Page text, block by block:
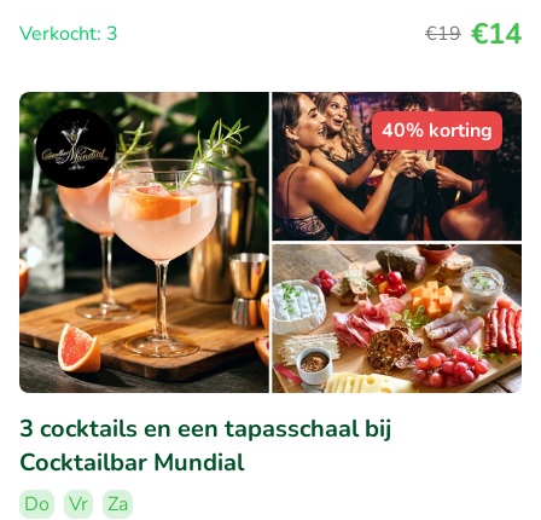
Verkocht: 3
€19 €14
40% korting
3 cocktails en een tapasschaal bij
Cocktailbar Mundial
Do Vr
Za